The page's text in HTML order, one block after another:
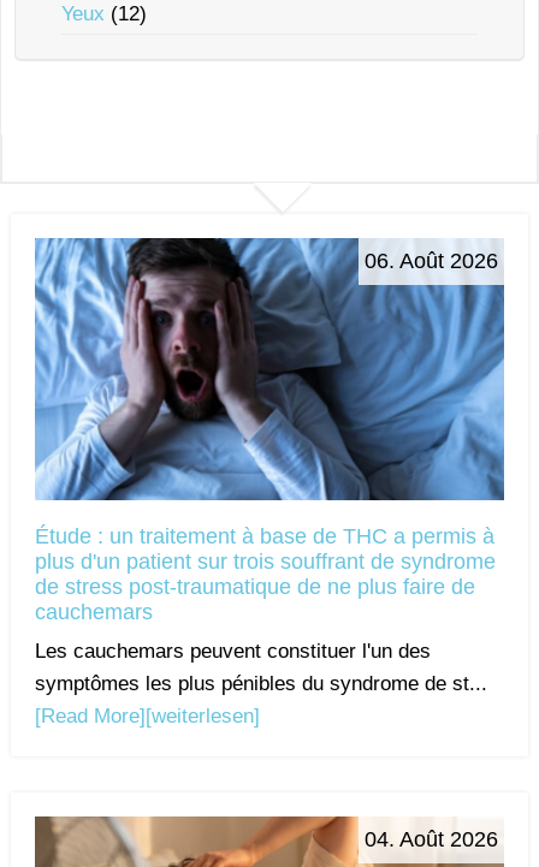
Yeux (12)
06. Août 2026
Étude : un traitement à base de THC a permis à
plus d'un patient sur trois souffrant de syndrome
de stress post-traumatique de ne plus faire de
cauchemars
Les cauchemars peuvent constituer l'un des
symptômes les plus pénibles du syndrome de st...
[Read More][weiterlesen]
04. Août 2026